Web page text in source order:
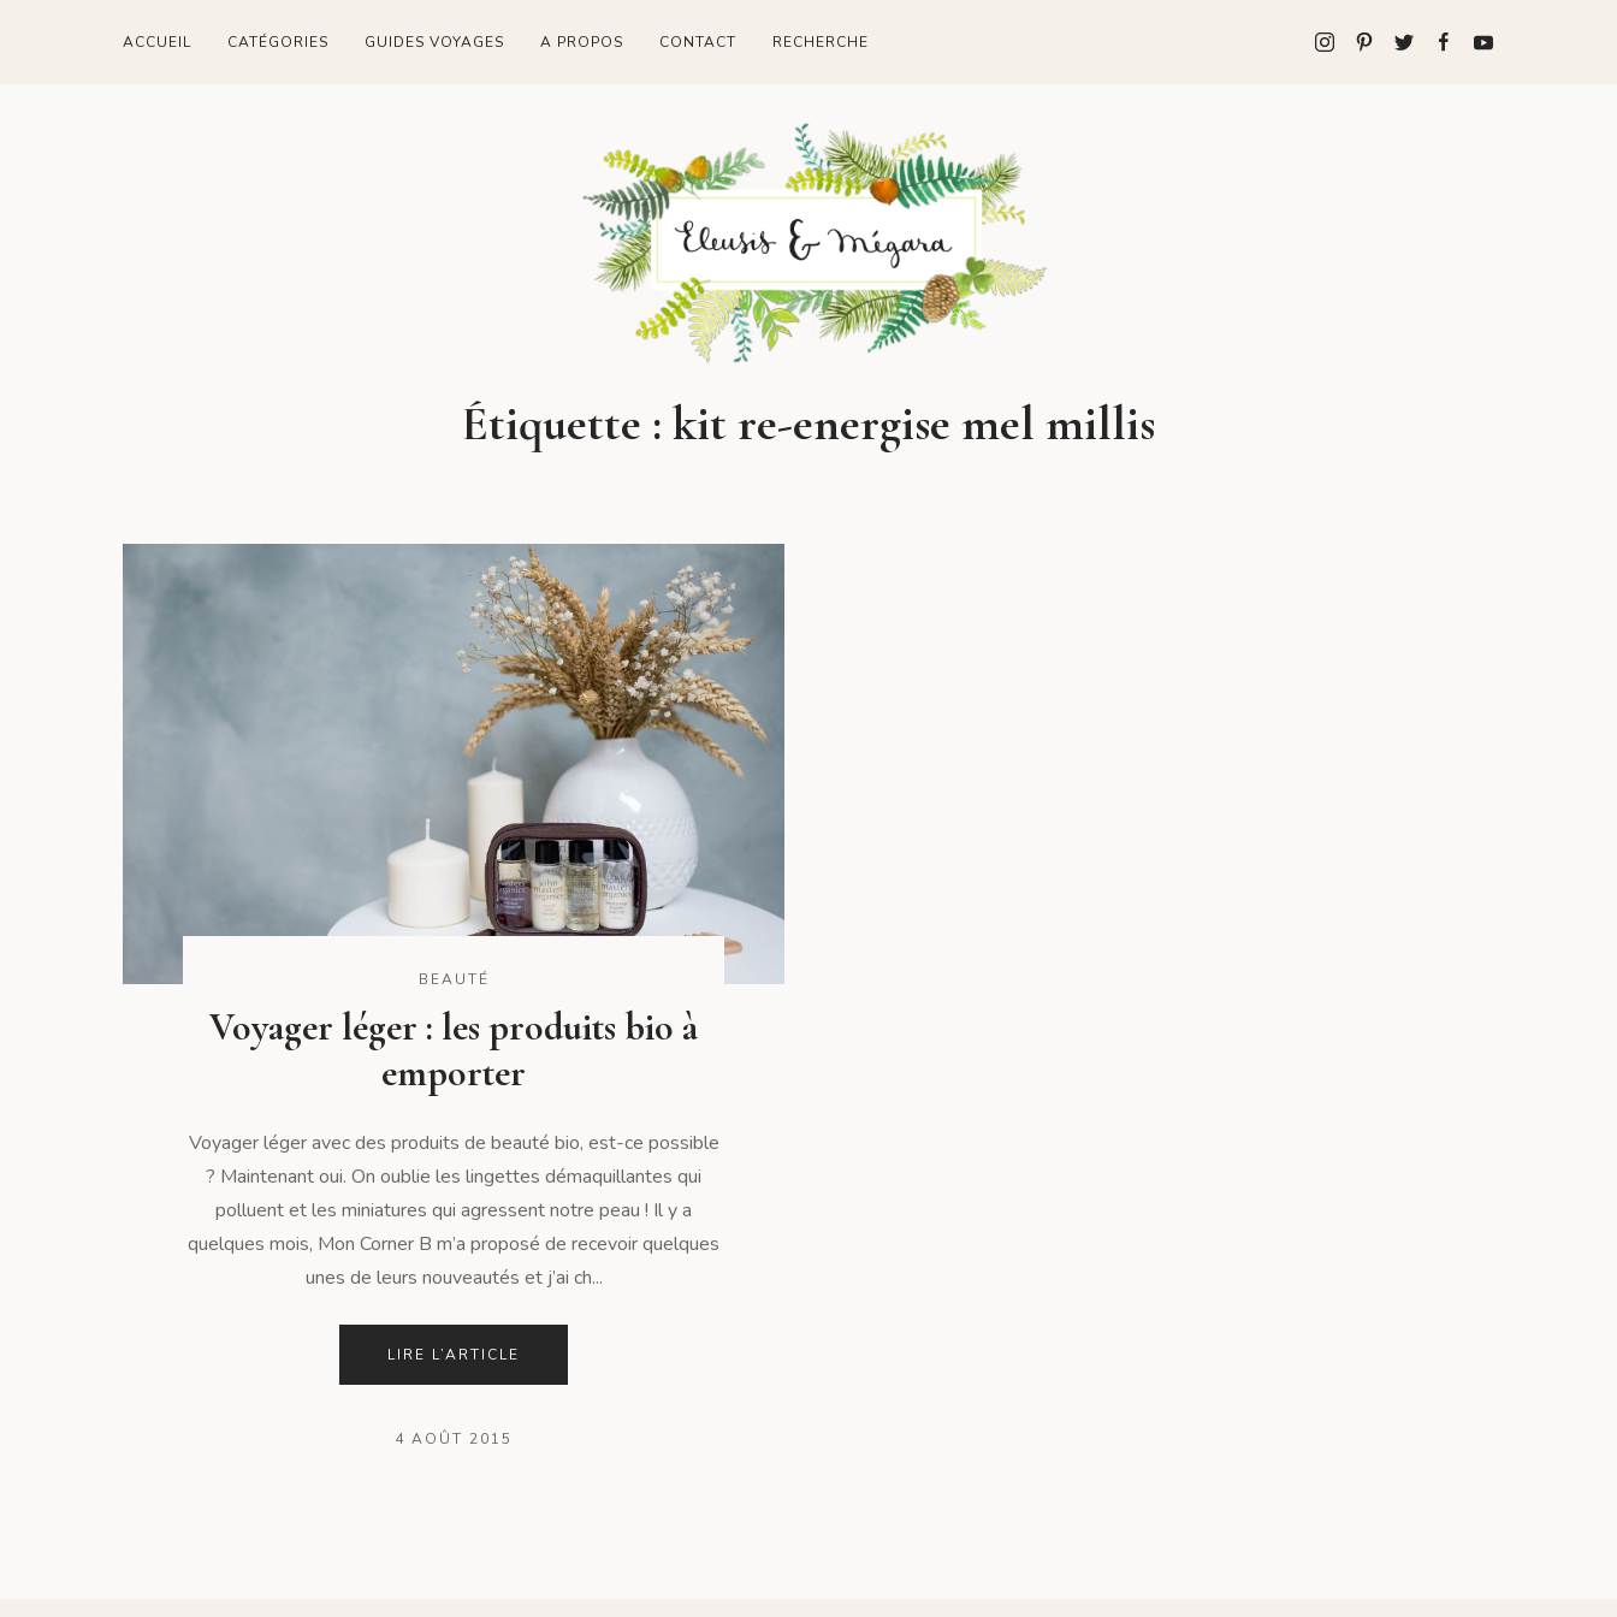
ACCUEIL CATÉGORIES GUIDES VOYAGES A PROPOS CONTACT RECHERCHE
Étiquette : kit re-energise mel millis
BEAUTÉ
Voyager léger : les produits bio à
emporter
Voyager léger avec des produits de beauté bio, est-ce possible
? Maintenant oui. On oublie les lingettes démaquillantes qui
polluent et les miniatures qui agressent notre peau ! Il y a
quelques mois, Mon Corner B m’a proposé de recevoir quelques
unes de leurs nouveautés et j’ai ch...
LIRE L’ARTICLE
4 AOÛT 2015